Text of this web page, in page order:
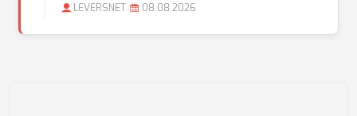
LEVERSNET 08.08.2026